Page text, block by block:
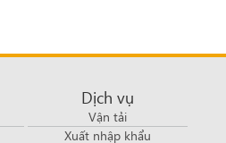
Dịch vụ
Vận tải
Xuất nhập khẩu